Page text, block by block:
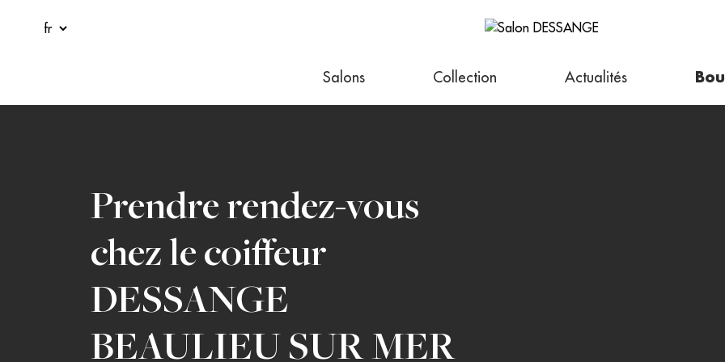
Salons Collection Actualités
Prendre rendez-vous
chez le coiffeur
DESSANGE
BEAULIEU SUR MER